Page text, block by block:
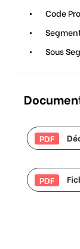
Code
Sous
PDF
PDF